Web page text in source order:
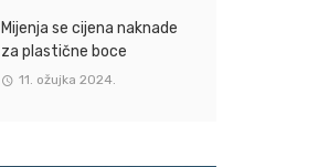
Mijenja se cijena naknade
za plastične boce
11. ožujka 2024.